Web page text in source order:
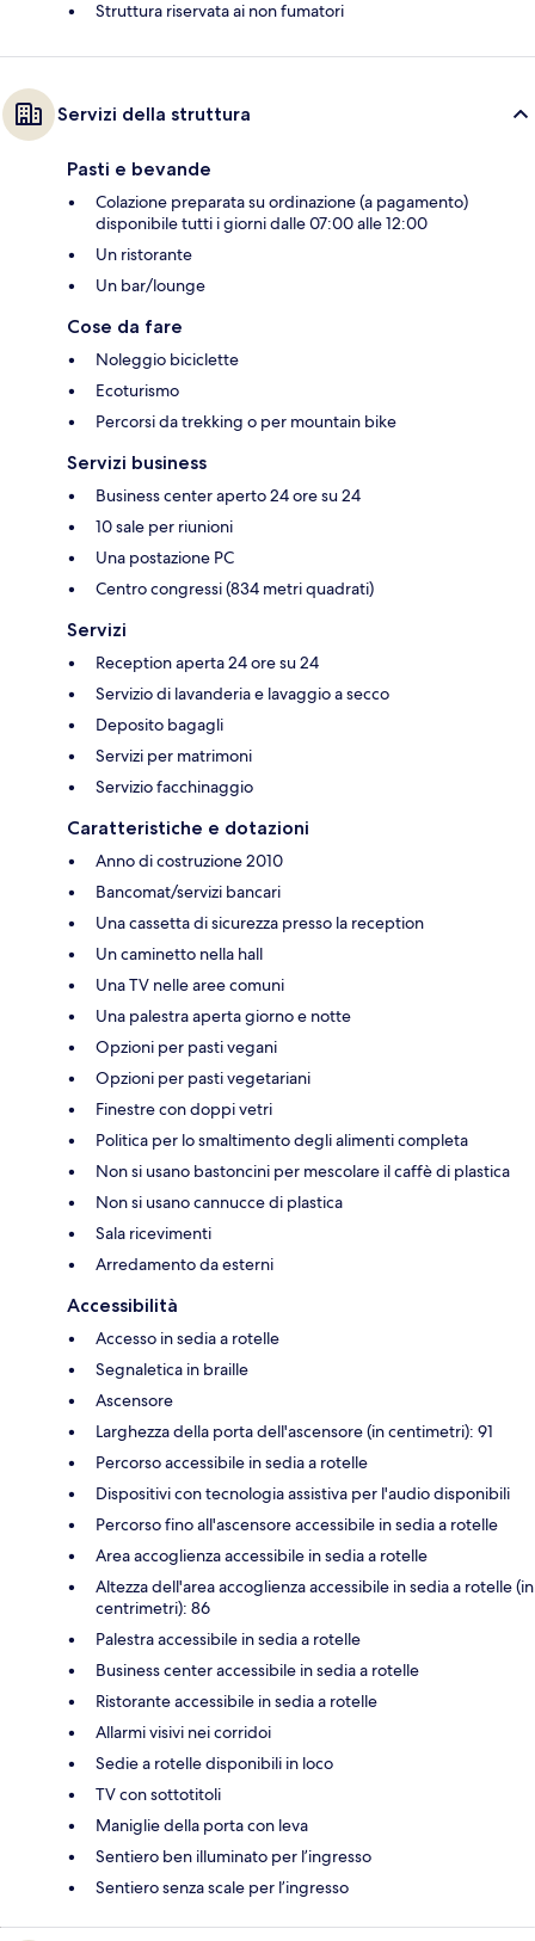
Struttura riservata ai non fumatori
Servizi della struttura
Pasti e bevande
Colazione preparata su ordinazione (a pagamento)
disponibile tutti i giorni dalle 07:00 alle 12:00
Un ristorante
Un bar/lounge
Cose da fare
Noleggio biciclette
Ecoturismo
Percorsi da trekking o per mountain bike
Servizi business
Business center aperto 24 ore su 24
10 sale per riunioni
Una postazione PC
Centro congressi (834 metri quadrati)
Servizi
Reception aperta 24 ore su 24
Servizio di lavanderia e lavaggio a secco
Deposito bagagli
Servizi per matrimoni
Servizio facchinaggio
Caratteristiche e dotazioni
Anno di costruzione 2010
Bancomat/servizi bancari
Una cassetta di sicurezza presso la reception
Un caminetto nella hall
Una TV nelle aree comuni
Una palestra aperta giorno e notte
Opzioni per pasti vegani
Opzioni per pasti vegetariani
Finestre con doppi vetri
Politica per lo smaltimento degli alimenti completa
Non si usano bastoncini per mescolare il caffè di plastica
Non si usano cannucce di plastica
Sala ricevimenti
Arredamento da esterni
Accessibilità
Accesso in sedia a rotelle
Segnaletica in braille
Ascensore
Larghezza della porta dell'ascensore (in centimetri): 91
Percorso accessibile in sedia a rotelle
Dispositivi con tecnologia assistiva per l'audio disponibili
Percorso fino all'ascensore accessibile in sedia a rotelle
Area accoglienza accessibile in sedia a rotelle
Altezza dell'area accoglienza accessibile in sedia a rotelle (in
centrimetri): 86
Palestra accessibile in sedia a rotelle
Business center accessibile in sedia a rotelle
Ristorante accessibile in sedia a rotelle
Allarmi visivi nei corridoi
Sedie a rotelle disponibili in loco
TV con sottotitoli
Maniglie della porta con leva
Sentiero ben illuminato per l’ingresso
Sentiero senza scale per l’ingresso